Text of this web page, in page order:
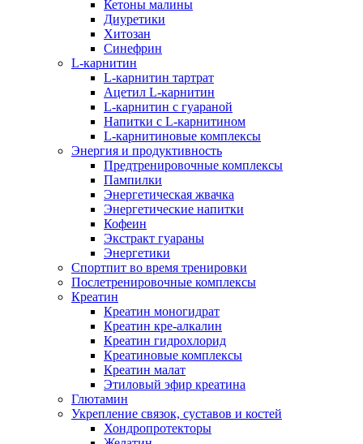
Кетоны малины
Диуретики
Хитозан
Синефрин
L-карнитин
L-карнитин тартрат
Ацетил L-карнитин
L-карнитин с гуараной
Напитки c L-карнитином
L-карнитиновые комплексы
Энергия и продуктивность
Предтренировочные комплексы
Пампилки
Энергетическая жвачка
Энергетические напитки
Кофеин
Экстракт гуараны
Энергетики
Спортпит во время тренировки
Послетренировочные комплексы
Креатин
Креатин моногидрат
Креатин кре-алкалин
Креатин гидрохлорид
Креатиновые комплексы
Креатин малат
Этиловый эфир креатина
Глютамин
Укрепление связок, суставов и костей
Хондропротекторы